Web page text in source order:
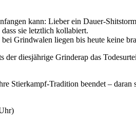
kann: Lieber ein Dauer-
sie letztlich kollabiert.
Grindwalen liegen bis heute keine
der diesjährige Grinderap das
Stierkampf-Tradition beendet –